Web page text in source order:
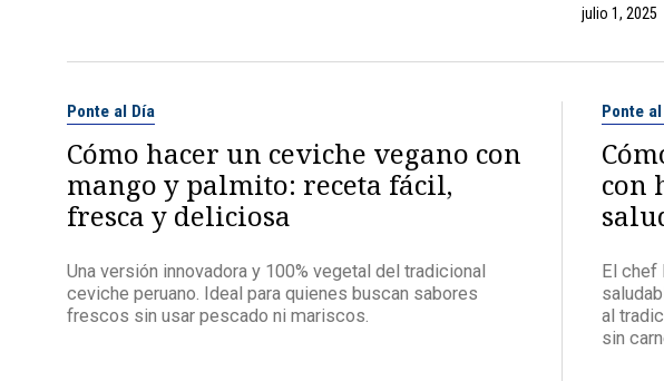
julio 1, 2025
Ponte al Día
Cómo hacer un ceviche vegano con
mango y palmito: receta fácil,
fresca y deliciosa
Una versión innovadora y 100% vegetal del tradicional
ceviche peruano. Ideal para quienes buscan sabores
frescos sin usar pescado ni mariscos.
Ponte
con
El chef
al
sin